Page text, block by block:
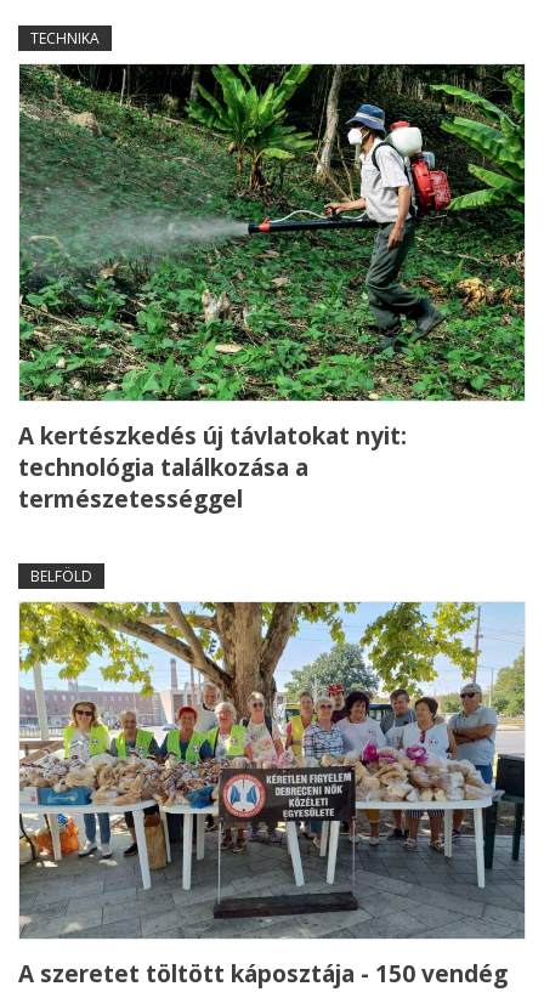
TECHNIKA
A kertészkedés új távlatokat nyit:
technológia találkozása a
természetességgel
BELFÖLD
A szeretet töltött káposztája - 150 vendég